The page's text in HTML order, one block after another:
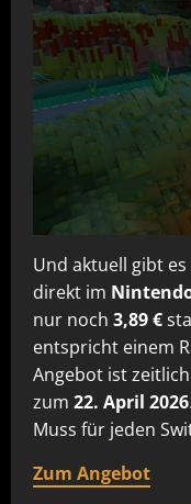
Und aktuell gibt
direkt im
nur noch 3,89 €
entspricht einem
Angebot ist
zum 22. April 2026
Muss für jeden
Zum Angebot